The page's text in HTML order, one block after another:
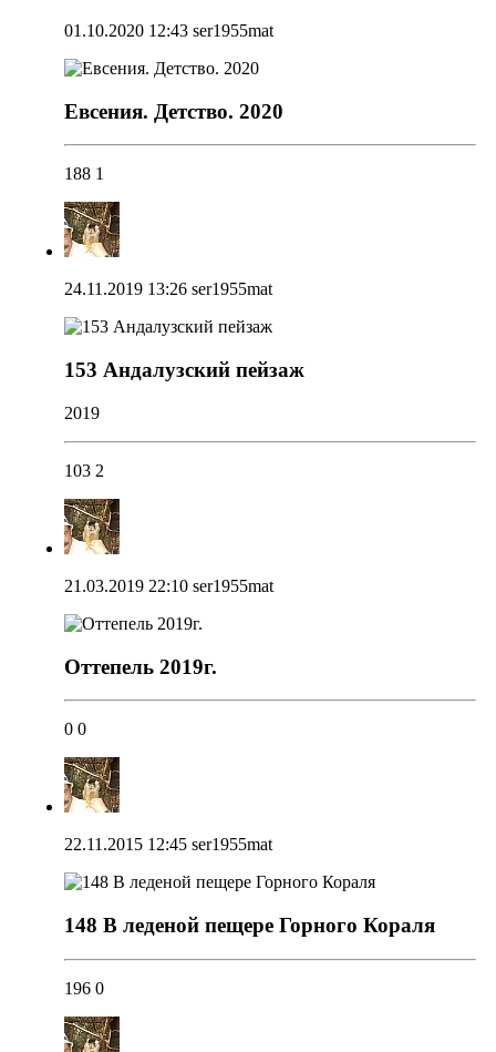
01.10.2020 12:43 ser1955mat
Евсения. Детство. 2020
188 1
24.11.2019 13:26 ser1955mat
153 Андалузский пейзаж
2019
103 2
21.03.2019 22:10 ser1955mat
Оттепель 2019г.
0 0
22.11.2015 12:45 ser1955mat
148 В леденой пещере Горного Кораля
196 0